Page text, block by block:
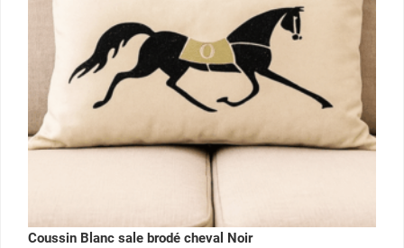
Coussin Blanc sale brodé cheval Noir